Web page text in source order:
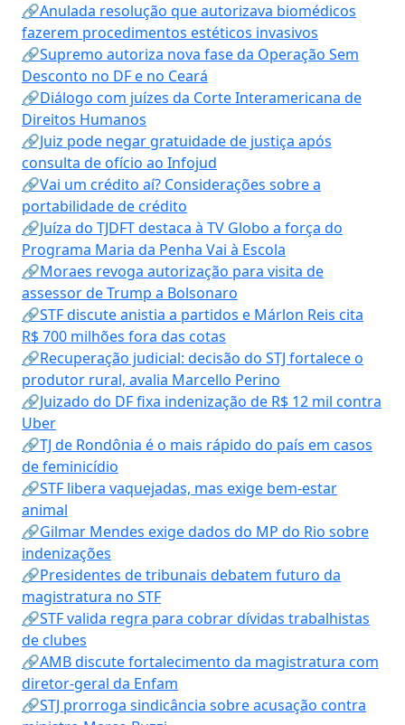
🔗Anulada resolução que autorizava biomédicos
fazerem procedimentos estéticos invasivos
🔗Supremo autoriza nova fase da Operação Sem
Desconto no DF e no Ceará
🔗Diálogo com juízes da Corte Interamericana de
Direitos Humanos
🔗Juiz pode negar gratuidade de justiça após
consulta de ofício ao Infojud
🔗Vai um crédito aí? Considerações sobre a
portabilidade de crédito
🔗Juíza do TJDFT destaca à TV Globo a força do
Programa Maria da Penha Vai à Escola
🔗Moraes revoga autorização para visita de
assessor de Trump a Bolsonaro
🔗STF discute anistia a partidos e Márlon Reis cita
R$ 700 milhões fora das cotas
🔗Recuperação judicial: decisão do STJ fortalece o
produtor rural, avalia Marcello Perino
🔗Juizado do DF fixa indenização de R$ 12 mil contra
Uber
🔗TJ de Rondônia é o mais rápido do país em casos
de feminicídio
🔗STF libera vaquejadas, mas exige bem-estar
animal
🔗Gilmar Mendes exige dados do MP do Rio sobre
indenizações
🔗Presidentes de tribunais debatem futuro da
magistratura no STF
🔗STF valida regra para cobrar dívidas trabalhistas
de clubes
🔗AMB discute fortalecimento da magistratura com
diretor-geral da Enfam
🔗STJ prorroga sindicância sobre acusação contra